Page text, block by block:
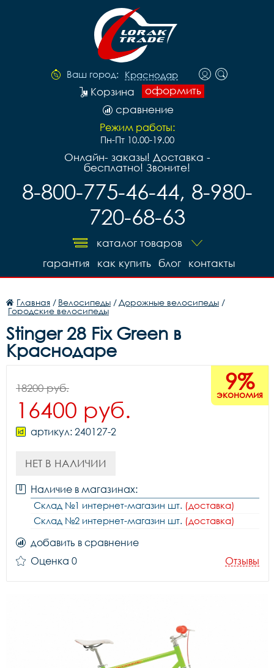
Ваш город: Краснодар
оформить
Корзина
сравнение
Режим работы:
Пн-Пт 10.00-19.00
Онлайн- заказы! Доставка -
бесплатно! Звоните!
8-800-775-46-44, 8-980-
720-68-63
каталог товаров
контакты
блог
как купить
гарантия
Главная / Велосипеды / Дорожные велосипеды /
Городские велосипеды
Stinger 28 Fix Green в
Краснодаре
9%
экономия
18200 руб.
16400 руб.
артикул: 240127-2
НЕТ В НАЛИЧИИ
Наличие в магазинах:
Склад №1 интернет-магазин шт. (доставка)
Склад №2 интернет-магазин шт. (доставка)
добавить в сравнение
Оценка 0
Отзывы